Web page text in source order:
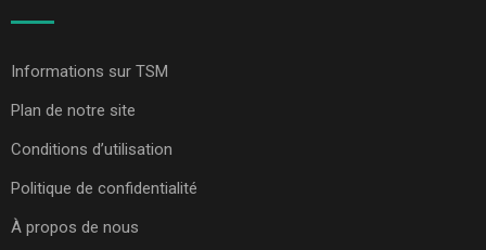
Informations sur TSM
Plan de notre site
Conditions d’utilisation
Politique de confidentialité
À propos de nous